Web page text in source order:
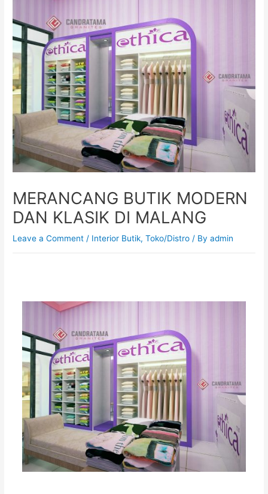
MERANCANG BUTIK MODERN
DAN KLASIK DI MALANG
Leave a Comment / Interior Butik,Toko/Distro / Byadmin